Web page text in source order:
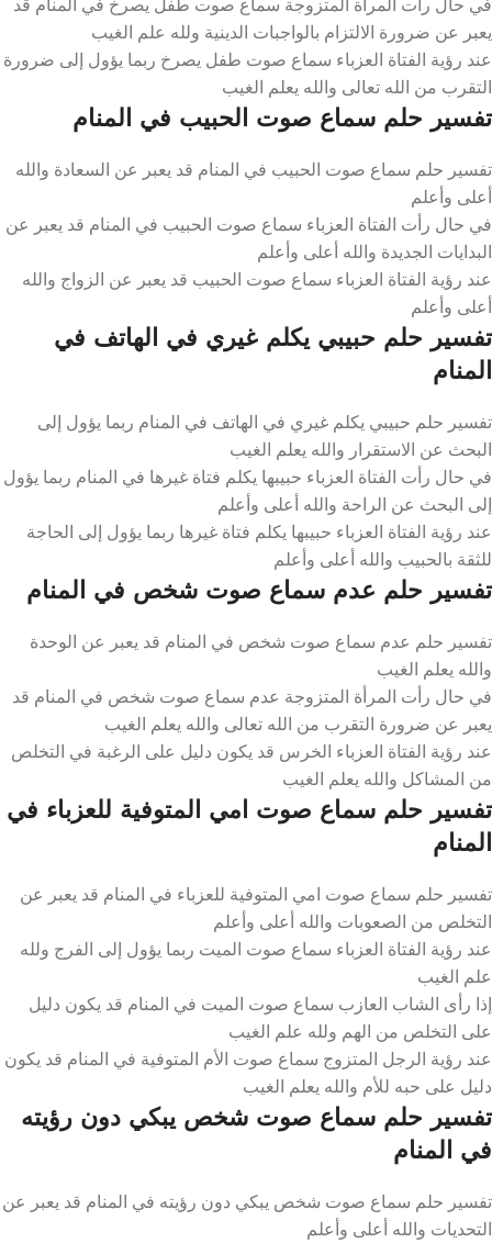
يعبر عن ضرورة الالتزام بالواجبات الدينية ولله علم الغيب
عند رؤية الفتاة العزباء سماع صوت طفل يصرخ ربما يؤول إلى ضرورة
التقرب من الله تعالى والله يعلم الغيب
تفسير حلم سماع صوت الحبيب في المنام
تفسير حلم سماع صوت الحبيب في المنام قد يعبر عن السعادة والله
أعلى وأعلم
في حال رأت الفتاة العزباء سماع صوت الحبيب في المنام قد يعبر عن
البدايات الجديدة والله أعلى وأعلم
عند رؤية الفتاة العزباء سماع صوت الحبيب قد يعبر عن الزواج والله
أعلى وأعلم
تفسير حلم حبيبي يكلم غيري في الهاتف في
المنام
تفسير حلم حبيبي يكلم غيري في الهاتف في المنام ربما يؤول إلى
البحث عن الاستقرار والله يعلم الغيب
في حال رأت الفتاة العزباء حبيبها يكلم فتاة غيرها في المنام ربما يؤول
إلى البحث عن الراحة والله أعلى وأعلم
عند رؤية الفتاة العزباء حبيبها يكلم فتاة غيرها ربما يؤول إلى الحاجة
للثقة بالحبيب والله أعلى وأعلم
تفسير حلم عدم سماع صوت شخص في المنام
تفسير حلم عدم سماع صوت شخص في المنام قد يعبر عن الوحدة
والله يعلم الغيب
في حال رأت المرأة المتزوجة عدم سماع صوت شخص في المنام قد
يعبر عن ضرورة التقرب من الله تعالى والله يعلم الغيب
عند رؤية الفتاة العزباء الخرس قد يكون دليل على الرغبة في التخلص
من المشاكل والله يعلم الغيب
تفسير حلم سماع صوت امي المتوفية للعزباء في
المنام
تفسير حلم سماع صوت امي المتوفية للعزباء في المنام قد يعبر عن
التخلص من الصعوبات والله أعلى وأعلم
عند رؤية الفتاة العزباء سماع صوت الميت ربما يؤول إلى الفرج ولله
علم الغيب
إذا رأى الشاب العازب سماع صوت الميت في المنام قد يكون دليل
على التخلص من الهم ولله علم الغيب
عند رؤية الرجل المتزوج سماع صوت الأم المتوفية في المنام قد يكون
دليل على حبه للأم والله يعلم الغيب
تفسير حلم سماع صوت شخص يبكي دون رؤيته
في المنام
تفسير حلم سماع صوت شخص يبكي دون رؤيته في المنام قد يعبر عن
التحديات والله أعلى وأعلم